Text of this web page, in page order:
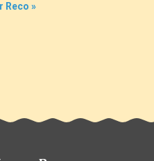
Reco »